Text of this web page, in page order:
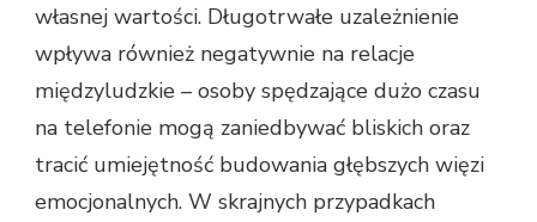
własnej wartości. Długotrwałe uzależnienie
wpływa również negatywnie na relacje
międzyludzkie – osoby spędzające dużo czasu
na telefonie mogą zaniedbywać bliskich oraz
tracić umiejętność budowania głębszych więzi
emocjonalnych. W skrajnych przypadkach